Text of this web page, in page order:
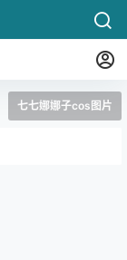
七七娜娜子cos图片